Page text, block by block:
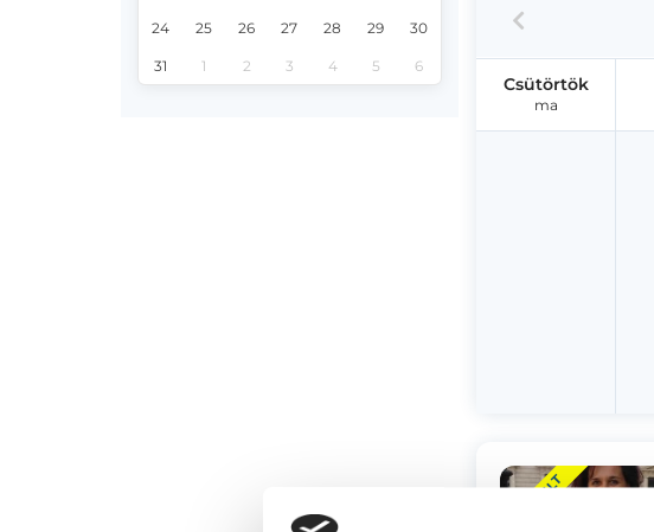
24 25 26 27 28 29 30
31 1 2 3 4 5 6
Csütörtök
ma
KIEMELT